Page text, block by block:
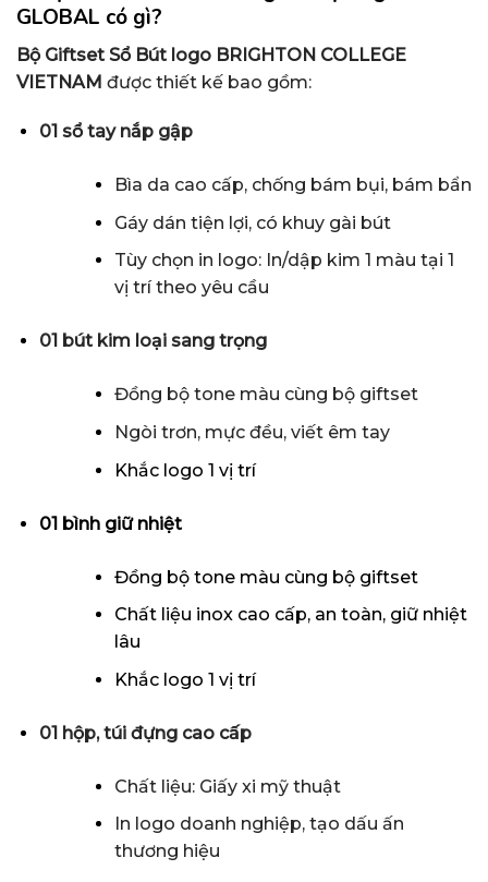
GLOBAL có gì?
Bộ Giftset Sổ Bút logo BRIGHTON COLLEGE
VIETNAM được thiết kế bao gồm:
01 sổ tay nắp gập
Bìa da cao cấp, chống bám bụi, bám bẩn
Gáy dán tiện lợi, có khuy gài bút
Tùy chọn in logo: In/dập kim 1 màu tại 1
vị trí theo yêu cầu
01 bút kim loại sang trọng
Đồng bộ tone màu cùng bộ giftset
Ngòi trơn, mực đều, viết êm tay
Khắc logo 1 vị trí
01 bình giữ nhiệt
Đồng bộ tone màu cùng bộ giftset
Chất liệu inox cao cấp, an toàn, giữ nhiệt
lâu
Khắc logo 1 vị trí
01 hộp, túi đựng cao cấp
Chất liệu: Giấy xi mỹ thuật
In logo doanh nghiệp, tạo dấu ấn
thương hiệu